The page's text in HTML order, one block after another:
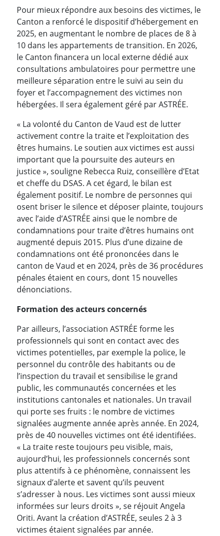
Pour mieux répondre aux besoins des victimes, le
Canton a renforcé le dispositif d’hébergement en
2025, en augmentant le nombre de places de 8 à
10 dans les appartements de transition. En 2026,
le Canton financera un local externe dédié aux
consultations ambulatoires pour permettre une
meilleure séparation entre le suivi au sein du
foyer et l’accompagnement des victimes non
hébergées. Il sera également géré par ASTRÉE.
« La volonté du Canton de Vaud est de lutter
activement contre la traite et l’exploitation des
êtres humains. Le soutien aux victimes est aussi
important que la poursuite des auteurs en
justice », souligne Rebecca Ruiz, conseillère d’Etat
et cheffe du DSAS. A cet égard, le bilan est
également positif. Le nombre de personnes qui
osent briser le silence et déposer plainte, toujours
avec l’aide d’ASTRÉE ainsi que le nombre de
condamnations pour traite d’êtres humains ont
augmenté depuis 2015. Plus d’une dizaine de
condamnations ont été prononcées dans le
canton de Vaud et en 2024, près de 36 procédures
pénales étaient en cours, dont 15 nouvelles
dénonciations.
Formation des acteurs concernés
Par ailleurs, l’association ASTRÉE forme les
professionnels qui sont en contact avec des
victimes potentielles, par exemple la police, le
personnel du contrôle des habitants ou de
l’inspection du travail et sensibilise le grand
public, les communautés concernées et les
institutions cantonales et nationales. Un travail
qui porte ses fruits : le nombre de victimes
signalées augmente année après année. En 2024,
près de 40 nouvelles victimes ont été identifiées.
« La traite reste toujours peu visible, mais,
aujourd’hui, les professionnels concernés sont
plus attentifs à ce phénomène, connaissent les
signaux d’alerte et savent qu’ils peuvent
s’adresser à nous. Les victimes sont aussi mieux
informées sur leurs droits », se réjouit Angela
Oriti. Avant la création d’ASTRÉE, seules 2 à 3
victimes étaient signalées par année.